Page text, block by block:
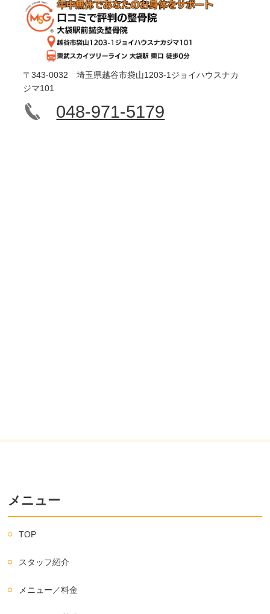
〒343-0032 埼玉県越谷市袋山1203-1ジョイハウスナカ
ジマ101
048-971-5179
メニュー
TOP
スタッフ紹介
メニュー／料金